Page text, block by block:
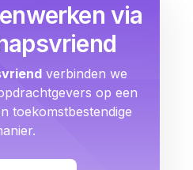
via
verbinden we
op een
toekomstbestendige